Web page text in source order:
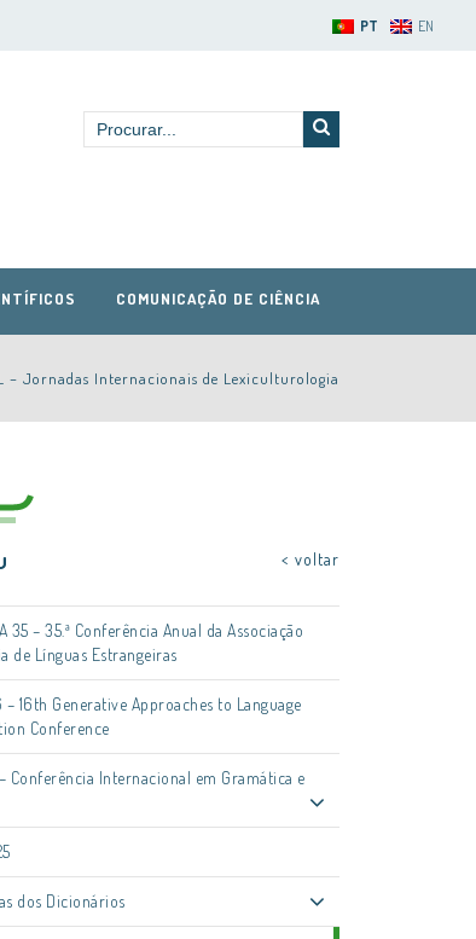
PT EN
COMUNICAÇÃO DE CIÊNCIA
– Jornadas Internacionais de Lexiculturologia
< voltar
35 – 35.ª Conferência Anual da Associação
de Línguas Estrangeiras
– 16th Generative Approaches to Language
Conference
– Conferência Internacional em Gramática e
dos Dicionários